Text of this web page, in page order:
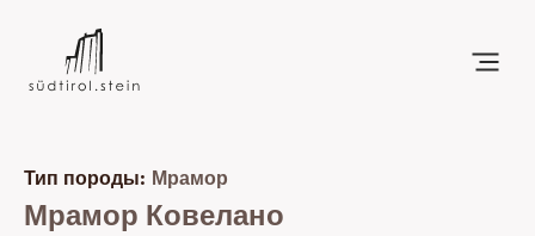
Тип породы: Мрамор
Мрамор Ковелано